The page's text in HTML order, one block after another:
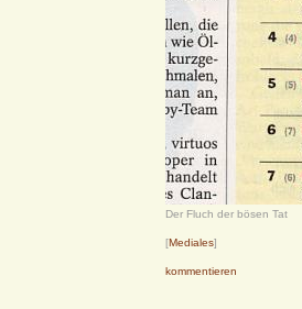
Der Fluch der bösen Tat
[Mediales]
kommentieren